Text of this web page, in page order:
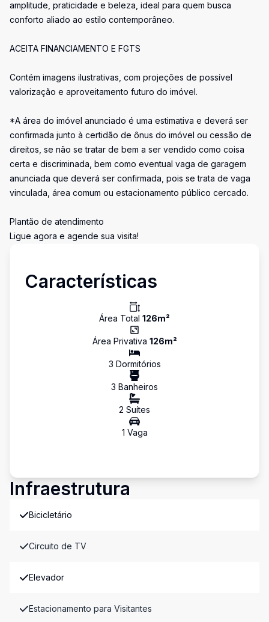
amplitude, praticidade e beleza, ideal para quem busca
conforto aliado ao estilo contemporâneo.
ACEITA FINANCIAMENTO E FGTS
Contém imagens ilustrativas, com projeções de possível
valorização e aproveitamento futuro do imóvel.
*A área do imóvel anunciado é uma estimativa e deverá ser
confirmada junto à certidão de ônus do imóvel ou cessão de
direitos, se não se tratar de bem a ser vendido como coisa
certa e discriminada, bem como eventual vaga de garagem
anunciada que deverá ser confirmada, pois se trata de vaga
vinculada, área comum ou estacionamento público cercado.
Plantão de atendimento
Ligue agora e agende sua visita!
Características
Área Total 126m²
Área Privativa 126m²
3 Dormitórios
3 Banheiros
2 Suítes
1 Vaga
Infraestrutura
Bicicletário
Circuito de TV
Elevador
Estacionamento para Visitantes